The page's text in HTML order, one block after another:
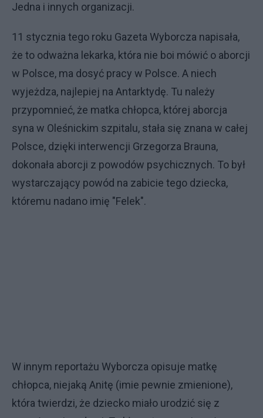
Jedna i innych organizacji.
11 stycznia tego roku Gazeta Wyborcza napisała,
że to odważna lekarka, która nie boi mówić o aborcji
w Polsce, ma dosyć pracy w Polsce. A niech
wyjeżdza, najlepiej na Antarktydę. Tu należy
przypomnieć, że matka chłopca, której aborcja
syna w Oleśnickim szpitalu, stała się znana w całej
Polsce, dzięki interwencji Grzegorza Brauna,
dokonała aborcji z powodów psychicznych. To był
wystarczający powód na zabicie tego dziecka,
któremu nadano imię "Felek".
W innym reportażu Wyborcza opisuje matkę
chłopca, niejaką Anitę (imie pewnie zmienione),
która twierdzi, że dziecko miało urodzić się z